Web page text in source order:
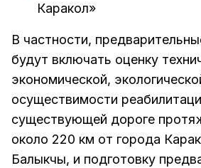
Каракол»
В частности,
будут включать оценку
экономической,
осуществимости
существующей дороге
около 220 км от города
Балыкчы, и подготовку